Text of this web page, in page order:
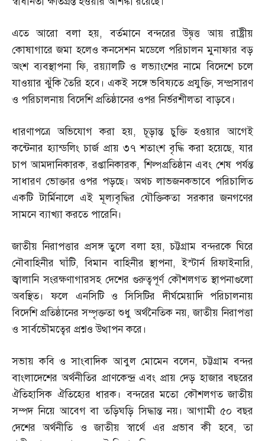
এতে আরো বলা হয়,বর্তমানে বন্দরের উদ্বৃত্ত আয় রাষ্ট্রীয়
কোষাগারে জমা হলেও কনসেশন মডেলে পরিচালন মুনাফার বড়
অংশ ব্যবস্থাপনা ফি,রয়্যালটি ও লভ্যাংশের নামে বিদেশে চলে
যাওয়ার ঝুঁকি তৈরি হবে। একই সঙ্গে ভবিষ্যতে প্রযুক্তি,সম্প্রসারণ
ও পরিচালনায় বিদেশি প্রতিষ্ঠানের ওপর নির্ভরশীলতা বাড়বে।
ধারণাপত্রে অভিযোগ করা হয়,চূড়ান্ত চুক্তি হওয়ার আগেই
কন্টেনার হ্যান্ডলিং চার্জ প্রায় ৩৭ শতাংশ বৃদ্ধি করা হয়েছে,যার
চাপ আমদানিকারক,রপ্তানিকারক,শিল্পপ্রতিষ্ঠান এবং শেষ পর্যন্ত
সাধারণ ভোক্তার ওপর পড়ছে। অথচ লাভজনকভাবে পরিচালিত
একটি টার্মিনালে এই মূল্যবৃদ্ধির যৌক্তিকতা সরকার জনগণের
সামনে ব্যাখ্যা করতে পারেনি।
জাতীয় নিরাপত্তার প্রসঙ্গ তুলে বলা হয়,চট্টগ্রাম বন্দরকে ঘিরে
নৌবাহিনীর ঘাঁটি,বিমান বাহিনীর স্থাপনা,ইস্টার্ন রিফাইনারি,
জ্বালানি সংরক্ষণাগারসহ দেশের গুরুত্বপূর্ণ কৌশলগত স্থাপনাগুলো
অবস্থিত। ফলে এনসিটি ও সিসিটির দীর্ঘমেয়াদি পরিচালনায়
বিদেশি প্রতিষ্ঠানের সম্পৃক্ততা শুধু অর্থনৈতিক নয়,জাতীয় নিরাপত্তা
ও সার্বভৌমত্বের প্রশ্নও উত্থাপন করে।
সভায় কবি ও সাংবাদিক আবুল মোমেন বলেন,চট্টগ্রাম বন্দর
বাংলাদেশের অর্থনীতির প্রাণকেন্দ্র এবং প্রায় দেড় হাজার বছরের
ঐতিহাসিক ঐতিহ্যের ধারক। বন্দরের মতো কৌশলগত জাতীয়
সম্পদ নিয়ে আবেগ বা তড়িঘড়ি সিদ্ধান্ত নয়। আগামী ৫০ বছর
দেশের অর্থনীতি ও জাতীয় স্বার্থে এর প্রভাব কী হবে,তা